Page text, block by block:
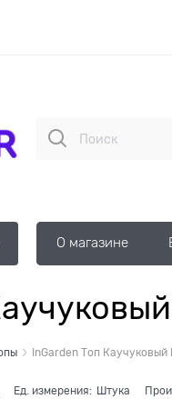
О магазине
InGarden Топ Каучуковый
Ед. измерения: Штука